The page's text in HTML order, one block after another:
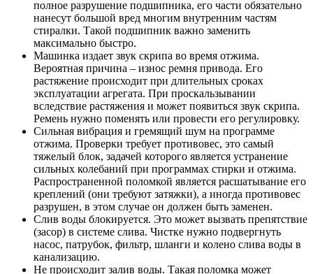
полное разрушение подшипника, его части обязательно
нанесут большой вред многим внутренним частям
стиралки. Такой подшипник важно заменить
максимально быстро.
Машинка издает звук скрипа во время отжима.
Вероятная причина – износ ремня привода. Его
растяжение происходит при длительных сроках
эксплуатации агрегата. При проскальзывании
вследствие растяжения и может появиться звук скрипа.
Ремень нужно поменять или провести его регулировку.
Сильная вибрация и гремящий шум на программе
отжима. Проверки требует противовес, это самый
тяжелый блок, задачей которого является устранение
сильных колебаний при программах стирки и отжима.
Распространенной поломкой является расшатывание его
креплений (они требуют затяжки), а иногда противовес
разрушен, в этом случае он должен быть заменен.
Слив воды блокируется. Это может вызвать препятствие
(засор) в системе слива. Чистке нужно подвергнуть
насос, патрубок, фильтр, шланги и колено слива воды в
канализацию.
Не происходит залив воды. Такая поломка может